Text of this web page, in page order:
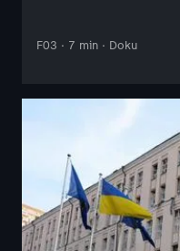
F03 · 7 min · Doku